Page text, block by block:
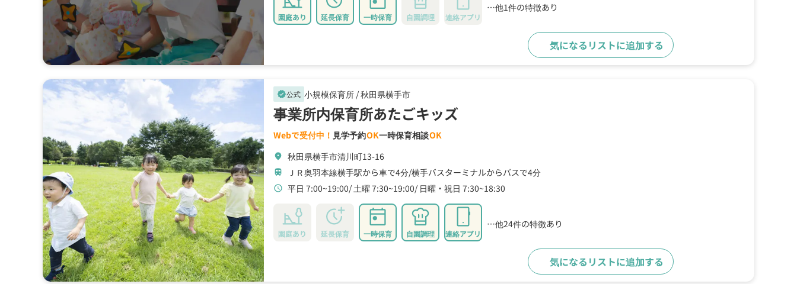
園庭あり 延長保育 一時保育 自園調理 連絡アプリ
…他1件の特徴あり
気になるリストに追加する
verified公式 小規模保育所 /秋田県横手市
事業所内保育所あたごキッズ
Webで受付中！ 見学予約OK一時保育相談OK
location_on 秋田県横手市清川町13-16
train ＪＲ奥羽本線横手駅から車で4分 横手バスターミナルからバスで4分
schedule 平日 7:00~19:00 土曜 7:30~19:00 日曜・祝日 7:30~18:30
園庭あり 延長保育 一時保育 自園調理 連絡アプリ
…他24件の特徴あり
気になるリストに追加する